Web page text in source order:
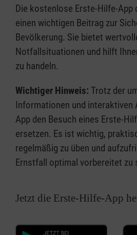
Die kostenlose Erste-Hilfe-
einen wichtigen Beitrag zur
Bevölkerung. Sie bietet
Notfallsituationen und hilft
zu handeln.
Wichtiger Hinweis: Trotz der
Informationen und interaktiven
App den Besuch eines Erste-
ersetzen. Es ist wichtig,
regelmäßig zu üben und
Ernstfall optimal vorbereitet zu
Jetzt die Erste-Hilfe-App